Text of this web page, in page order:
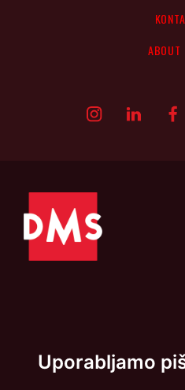
Uporabljamo
ABOUT
info@dmslo.si